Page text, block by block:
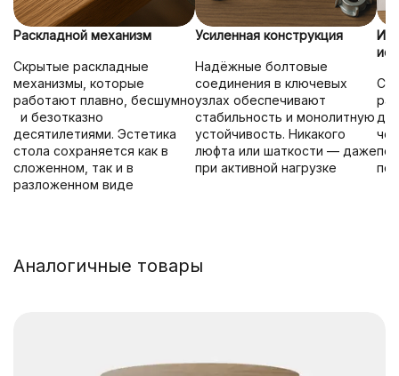
Раскладной механизм
Скрытые раскладные
механизмы, которые
работают плавно, бесшумно
и безотказно
десятилетиями. Эстетика
стола сохраняется как в
сложенном, так и в
разложенном виде
Усиленная конструкция
Надёжные болтовые
соединения в ключевых
узлах обеспечивают
стабильность и монолитную
устойчивость. Никакого
люфта или шаткости — даже
при активной нагрузке
Аналогичные товары